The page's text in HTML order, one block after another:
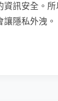
資訊安全。
隱私外洩。